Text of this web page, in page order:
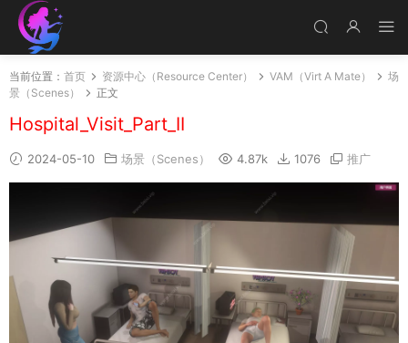
当前位置： 首页 资源中心（Resource Center） VAM（Virt A Mate）
场
景（Scenes）
正文
Hospital_Visit_Part_II
2024-05-10 场景（Scenes） 4.87k 1076 推广